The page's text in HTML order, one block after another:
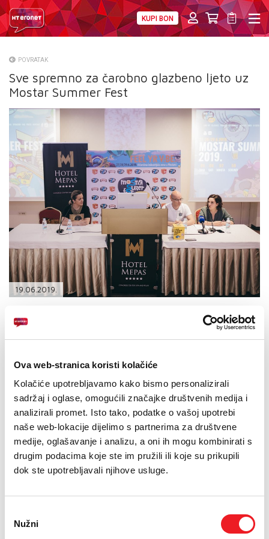
Ova web-stranica koristi kolačiće
Kolačiće upotrebljavamo kako bismo personalizirali
sadržaj i oglase, omogućili značajke društvenih medija i
analizirali promet. Isto tako, podatke o vašoj upotrebi
naše web-lokacije dijelimo s partnerima za društvene
medije, oglašavanje i analizu, a oni ih mogu kombinirati s
drugim podacima koje ste im pružili ili koje su prikupili
dok ste upotrebljavali njihove usluge.
pristanka
Nužni
KUPI BON
O NAMA
NATJEČAJI
VELEPRODAJA
KONTAKTI
MOJ PROFIL
E-RAČUN
PODRŠKA
TELEFONSKI IMENIK
POVRATAK
Sve spremno za čarobno glazbeno ljeto uz
Mostar Summer Fest
19.06.2019.
I ove godine HT ERONET je podržao jedan od najvećih
regionalnih glazbenih događaja ovoga ljeta - Mostar
Summer Fest. Najvažnija imena različitih urbanih žanrova
industrijskoj zoni na platou Mostarskog sajma.
Na Mostar Summer Festu i ove godine sve posjetitelje očekuje
posebno uređen !hej kutak s raznim zanimljivim sadržajima i
promocijama.
Rukovoditeljica Korporativnih komunikacija HT ERONET-a
"Ove godine u fokusu je naša !hej slagalica koja je, prije svega,
namijenjena mlađim korisnicama te onima koji po svaku cijenu